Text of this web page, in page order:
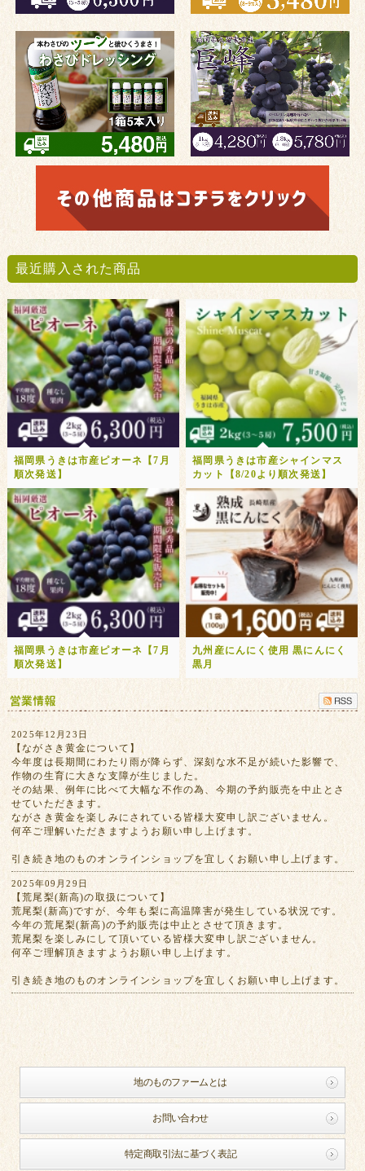
最近購入された商品
福岡県うきは市産ピオーネ【7月
順次発送】
福岡県うきは市産シャインマス
カット【8/20より順次発送】
福岡県うきは市産ピオーネ【7月
順次発送】
九州産にんにく使用 黒にんにく
黒月
2025年12月23日
【ながさき黄金について】
今年度は長期間にわたり雨が降らず、深刻な水不足が続いた影響で、
作物の生育に大きな支障が生じました。
その結果、例年に比べて大幅な不作の為、今期の予約販売を中止とさ
せていただきます。
ながさき黄金を楽しみにされている皆様大変申し訳ございません。
何卒ご理解いただきますようお願い申し上げます。
引き続き地のものオンラインショップを宜しくお願い申し上げます。
2025年09月29日
【荒尾梨(新高)の取扱について】
荒尾梨(新高)ですが、今年も梨に高温障害が発生している状況です。
今年の荒尾梨(新高)の予約販売は中止とさせて頂きます。
荒尾梨を楽しみにして頂いている皆様大変申し訳ございません。
何卒ご理解頂きますようお願い申し上げます。
引き続き地のものオンラインショップを宜しくお願い申し上げます。
地のものファームとは
お問い合わせ
特定商取引法に基づく表記